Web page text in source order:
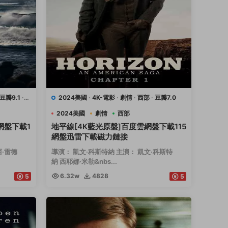
豆瓣9.1 ·
盤下載1
雷德
5
2024美國 · 4K-電影 · 劇情 · 西部 · 豆瓣7.0
2024美國 劇情 西部
地平線[4K藍光原盤]百度雲網盤下載115
網盤迅雷下載磁力鏈接
導演： 凱文·科斯特納 主演： 凱文·科斯特
納 西耶娜·米勒&nbs...
6.32w 4828 5